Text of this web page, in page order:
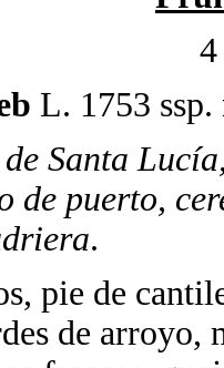
4
L. 1753 ssp.
Santa
de puerto,
.
pie de
de arroyo,